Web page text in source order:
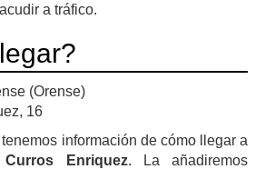
a tráfico.
(Orense)
16
información de cómo llegar a
Curros Enriquez. La añadiremos